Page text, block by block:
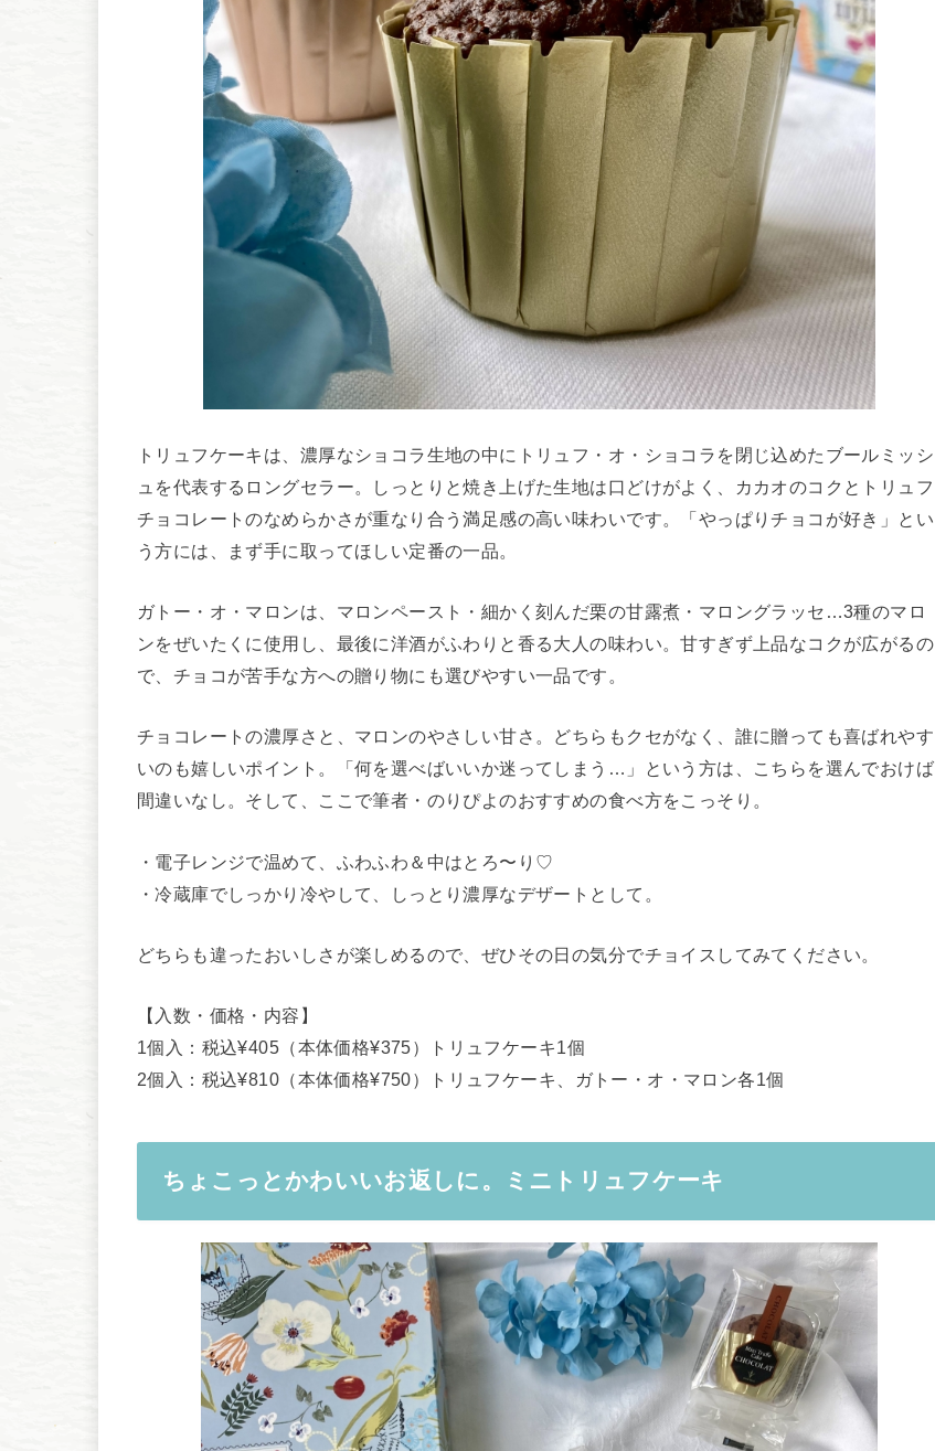
トリュフケーキは、濃厚なショコラ生地の中にトリュフ・オ・ショコラを閉じ込めたブールミッシ
ュを代表するロングセラー。しっとりと焼き上げた生地は口どけがよく、カカオのコクとトリュフ
チョコレートのなめらかさが重なり合う満足感の高い味わいです。「やっぱりチョコが好き」とい
う方には、まず手に取ってほしい定番の一品。
ガトー・オ・マロンは、マロンペースト・細かく刻んだ栗の甘露煮・マロングラッセ…3種のマロ
ンをぜいたくに使用し、最後に洋酒がふわりと香る大人の味わい。甘すぎず上品なコクが広がるの
で、チョコが苦手な方への贈り物にも選びやすい一品です。
チョコレートの濃厚さと、マロンのやさしい甘さ。どちらもクセがなく、誰に贈っても喜ばれやす
いのも嬉しいポイント。「何を選べばいいか迷ってしまう…」という方は、こちらを選んでおけば
間違いなし。そして、ここで筆者・のりぴよのおすすめの食べ方をこっそり。
・電子レンジで温めて、ふわふわ＆中はとろ〜り♡
・冷蔵庫でしっかり冷やして、しっとり濃厚なデザートとして。
どちらも違ったおいしさが楽しめるので、ぜひその日の気分でチョイスしてみてください。
【入数・価格・内容】
1個入：税込¥405（本体価格¥375）トリュフケーキ1個
2個入：税込¥810（本体価格¥750）トリュフケーキ、ガトー・オ・マロン各1個
ちょこっとかわいいお返しに。ミニトリュフケーキ